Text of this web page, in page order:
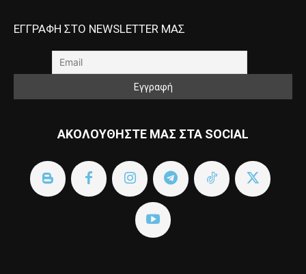
ΕΓΓΡΑΦΗ ΣΤΟ NEWSLETTER ΜΑΣ
ΑΚΟΛΟΥΘΗΣΤΕ ΜΑΣ ΣΤΑ SOCIAL